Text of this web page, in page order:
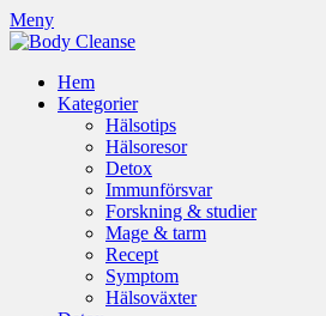
Meny
Hem
Kategorier
Hälsotips
Hälsoresor
Detox
Immunförsvar
Forskning & studier
Mage & tarm
Recept
Symptom
Hälsoväxter